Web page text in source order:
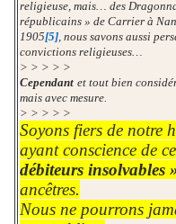
religieuse, mais… des
républicains » de Carrier à
1905[5], nous savons aussi
convictions religieuses…
> > > > >
Cependant et tout bien
mais avec mesure.
> > > > >
Soyons fiers de notre
ayant conscience de
débiteurs insolvables
ancêtres.
Nous ne pourrons